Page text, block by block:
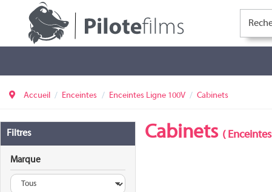
Accueil Enceintes Enceintes Ligne 100V Cabinets
Cabinets ( Enceintes
Filtres
Marque